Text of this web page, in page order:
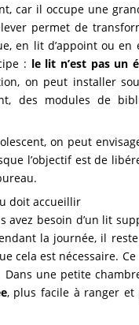
car il occupe une
permet de
en lit d’appoint ou en
: le lit n’est pas un
on peut installer
des modules de
on peut
l’objectif est de
doit accueillir
besoin d’un lit
la journée, il
cela est nécessaire. Ce
une petite
, plus facile à ranger